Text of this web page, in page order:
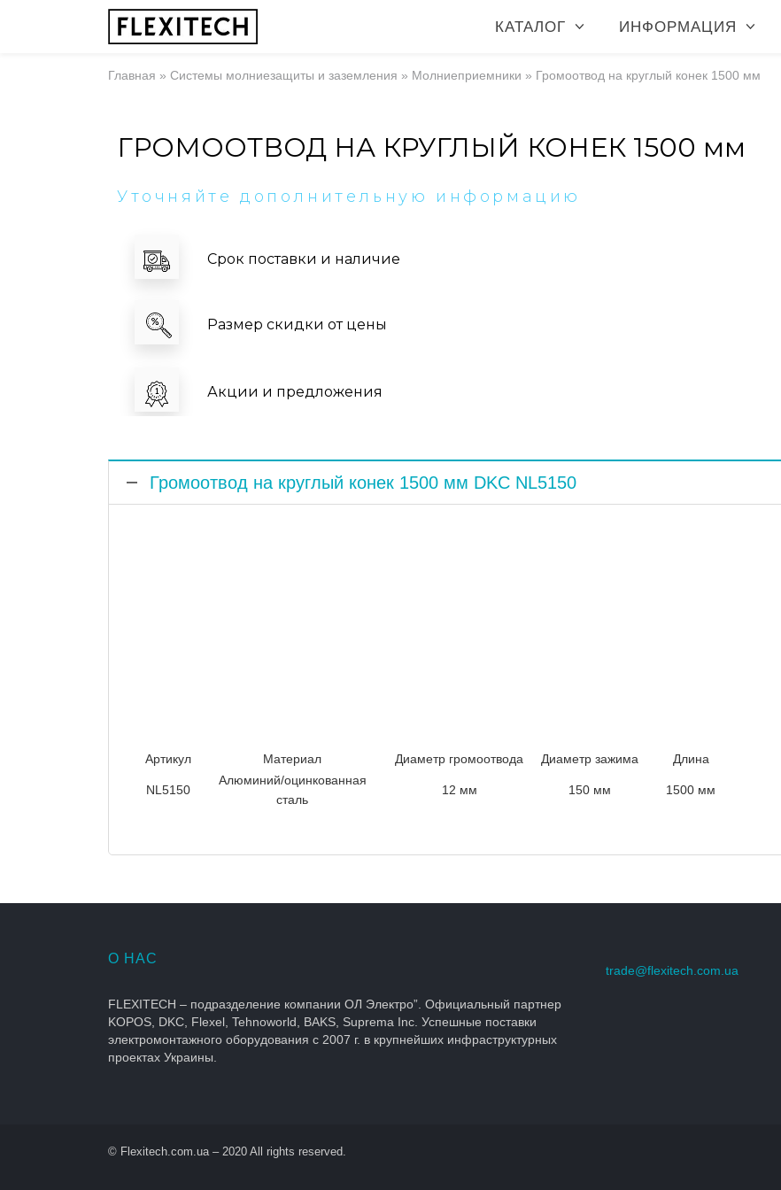
КАТАЛОГ ИНФОРМАЦИЯ
Главная » Системы молниезащиты и заземления » Молниеприемники » Громоотвод на круглый конек 1500 мм
ГРОМООТВОД НА КРУГЛЫЙ КОНЕК 1500 мм
Уточняйте дополнительную информацию
Срок поставки и наличие
Размер скидки от цены
Акции и предложения
Громоотвод на круглый конек 1500 мм DKC NL5150
Артикул Материал Диаметр громоотвода Диаметр зажима Длина
NL5150
Алюминий/оцинкованная
сталь
12 мм 150 мм 1500 мм
О НАС
FLEXITECH – подразделение компании ОЛ Электро”. Официальный партнер
KOPOS, DKC, Flexel, Tehnoworld, BAKS, Suprema Inc. Успешные поставки
электромонтажного оборудования с 2007 г. в крупнейших инфраструктурных
проектах Украины.
trade@flexitech.com.ua
© Flexitech.com.ua – 2020 All rights reserved.